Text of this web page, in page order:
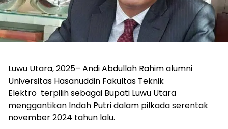
Luwu Utara, 2025– Andi Abdullah Rahim alumni
Universitas Hasanuddin Fakultas Teknik
Elektro terpilih sebagai Bupati Luwu Utara
menggantikan Indah Putri dalam pilkada serentak
november 2024 tahun lalu.